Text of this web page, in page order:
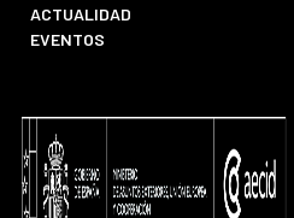
ACTUALIDAD
EVENTOS